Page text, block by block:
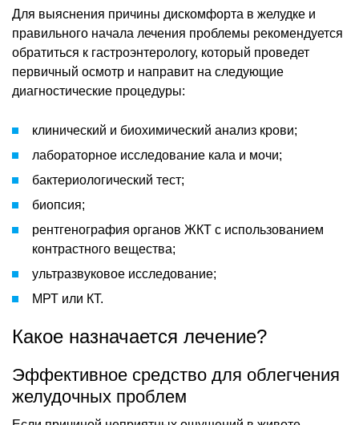
Для выяснения причины дискомфорта в желудке и
правильного начала лечения проблемы рекомендуется
обратиться к гастроэнтерологу, который проведет
первичный осмотр и направит на следующие
диагностические процедуры:
клинический и биохимический анализ крови;
лабораторное исследование кала и мочи;
бактериологический тест;
биопсия;
рентгенография органов ЖКТ с использованием
контрастного вещества;
ультразвуковое исследование;
МРТ или КТ.
Какое назначается лечение?
Эффективное средство для облегчения
желудочных проблем